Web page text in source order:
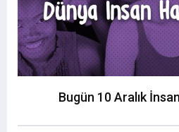
Bugün 10 Aralık